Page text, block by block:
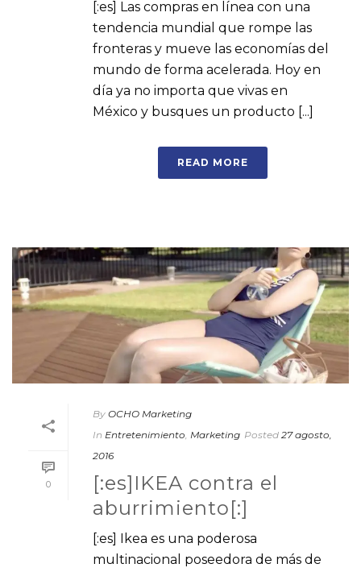
[:es] Las compras en línea con una
tendencia mundial que rompe las
fronteras y mueve las economías del
mundo de forma acelerada. Hoy en
día ya no importa que vivas en
México y busques un producto [...]
READ MORE
0
By OCHO Marketing
In Entretenimiento, Marketing Posted 27 agosto,
2016
[:es]IKEA contra el
aburrimiento[:]
[:es] Ikea es una poderosa
multinacional poseedora de más de